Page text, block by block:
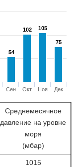
54
54
102
102 105
105
75
75
Сен Окт Ноя Дек
Среднемесячное
давление на уровне
моря
(мбар)
1015